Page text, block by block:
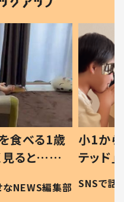
登校、息子は「ギフ
った 父が“ウチ給
続ける理由とは #令
和の子
ほ・とせなNEWS編集部